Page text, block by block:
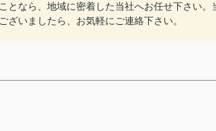
となら、地域に密着した当社へお任せ下さい。
いましたら、お気軽にご連絡下さい。